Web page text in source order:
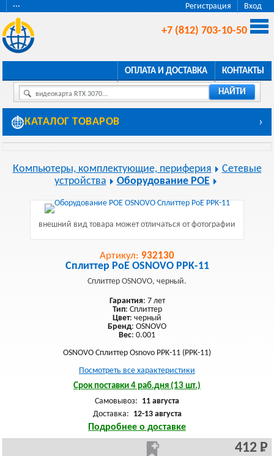
Регистрация Вход
···
+7 (812) 703-10-50
ОПЛАТА И ДОСТАВКА КОНТАКТЫ
видеокарта RTX 3070... НАЙТИ
КАТАЛОГ ТОВАРОВ ›
Компьютеры, комплектующие, периферия
Сетевые
устройства
Оборудование POE
внешний вид товара может отличаться от фотографии
Артикул: 932130
Сплиттер PoE OSNOVO PPK-11
Сплиттер OSNOVO, черный.
Гарантия: 7 лет
Тип: Сплиттер
Цвет: черный
Бренд: OSNOVO
Вес: 0.001
OSNOVO Сплиттер Osnovo PPK-11 (PPK-11)
Посмотреть все характеристики
Срок поставки 4 раб.дня (13 шт.)
Самовывоз: 11 августа
Доставка: 12-13 августа
Подробнее о доставке
412 Р